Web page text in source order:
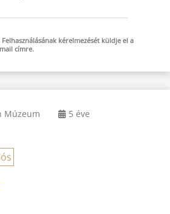
kérelmezését küldje el a
címre.
Múzeum 5 éve